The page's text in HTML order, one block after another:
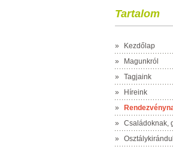
Tartalom
»
Kezdőlap
»
Magunkról
»
Tagjaink
»
Híreink
»
»
Családoknak,
»